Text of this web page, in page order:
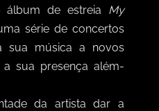
álbum de estreia My
série de concertos
sua música a novos
sua presença além-
da artista dar a